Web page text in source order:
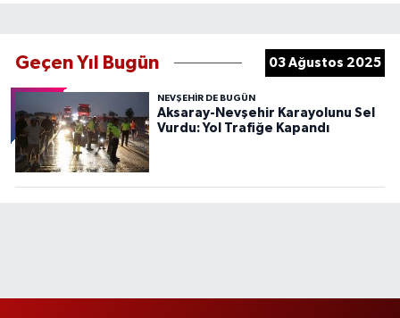
Geçen Yıl Bugün 03 Ağustos 2025
NEVŞEHIR DE BUGÜN
Aksaray-Nevşehir Karayolunu Sel
Vurdu: Yol Trafiğe Kapandı